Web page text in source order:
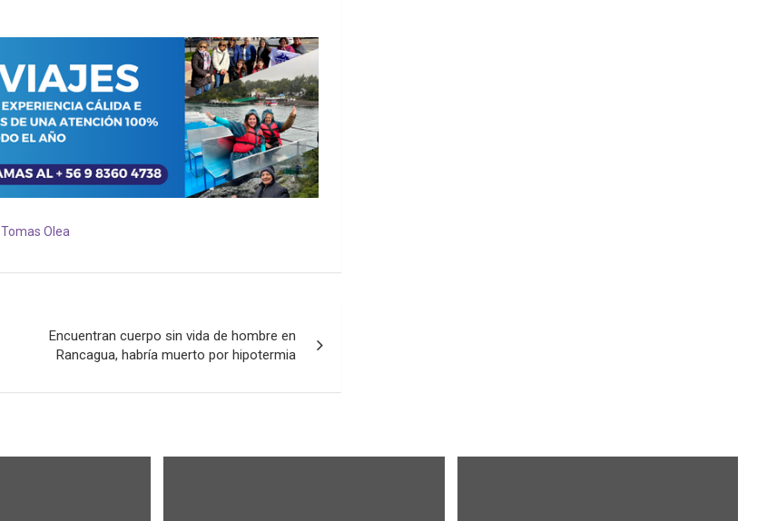
Tomas Olea
Encuentran cuerpo sin vida de hombre en
Rancagua, habría muerto por hipotermia